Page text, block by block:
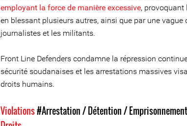
employant la force de manière excessive,
en blessant plusieurs autres, ainsi que par une vague
journalistes et les militants.
Front Line Defenders condamne la répression
sécurité soudanaises et les arrestations massives
droits humains.
Violations#Arrestation / Détention / Emprisonnement